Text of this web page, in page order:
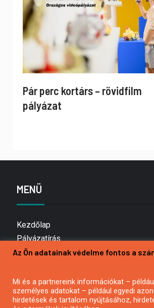
Pár perc kortárs – rövidfilm
pályázat
MENÜ
Kezdőlap
Pályázatírás
Bemutatkozás
Hírlevél feliratkozás
Impresszum
Az Ön adatainak védelme fontos a
Mi és a partnereink információkat –
személyes adatokat – például egyedi
hirdetések és tartalom nyújtásához,